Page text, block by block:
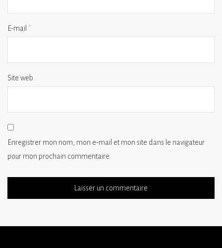
E-mail *
Site web
Enregistrer mon nom, mon e-mail et mon site dans le navigateur
pour mon prochain commentaire.